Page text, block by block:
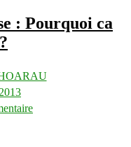
: Pourquoi ca
Le